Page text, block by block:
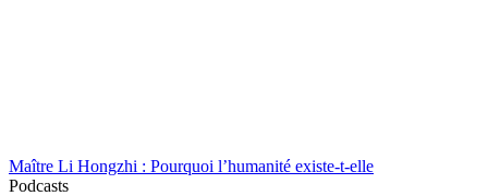
Maître Li Hongzhi : Pourquoi l’humanité existe-t-elle
Podcasts